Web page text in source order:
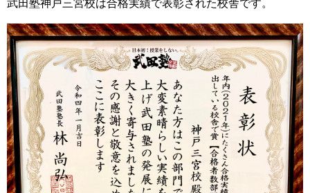
武田塾神戸三宮校は合格実績で表彰された校舎です。